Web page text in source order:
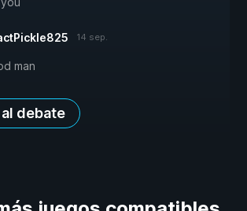
14 sep.
man
debate